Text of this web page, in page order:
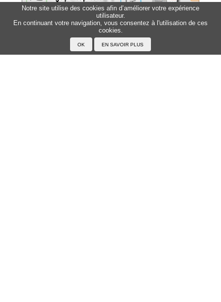
Notre site utilise des cookies afin d’améliorer votre expérience
utilisateur.
En continuant votre navigation, vous consentez à l'utilisation de ces
cookies.